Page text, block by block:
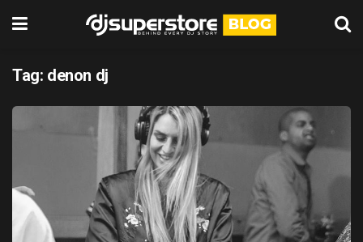
Tag: denon dj